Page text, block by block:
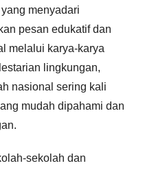
menyadari
pesan edukatif dan
melalui karya-karya
lingkungan,
nasional sering kali
mudah dipahami dan
sekolah dan